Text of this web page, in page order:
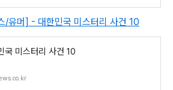
/유머] - 대한민국 미스터리 사건 10
국 미스터리 사건 10